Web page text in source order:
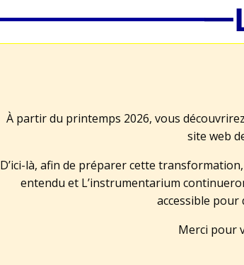
À partir du printemps 2026, vous
site web
D’ici-là, afin de préparer cette
entendu et L’instrumentarium
accessible
Merci pour